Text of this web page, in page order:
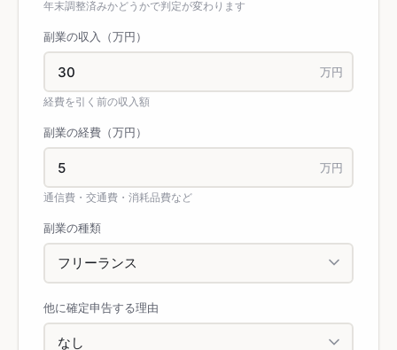
年末調整済みかどうかで判定が変わります
副業の収入（万円）
万円
経費を引く前の収入額
副業の経費（万円）
万円
通信費・交通費・消耗品費など
副業の種類
他に確定申告する理由